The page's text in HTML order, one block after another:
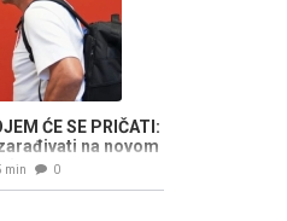
ĆE SE PRIČATI:
na novom
min 0